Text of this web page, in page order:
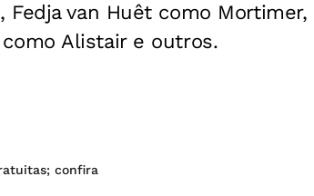
Fedja van Huêt como Mortimer,
Alistair e outros.
confira